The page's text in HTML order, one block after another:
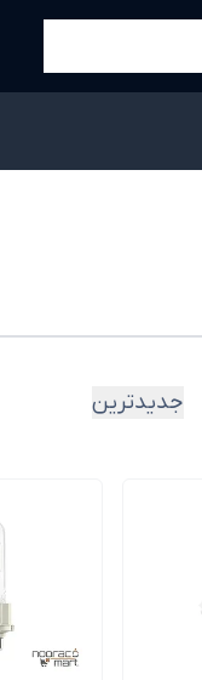
جدیدترین